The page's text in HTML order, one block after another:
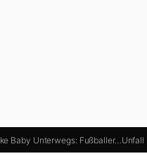
Baby Unterwegs: Fußballer… Unfall